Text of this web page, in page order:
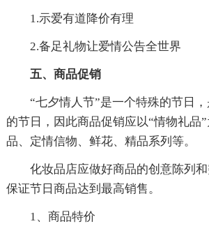
1.示爱有道降价有理
2.备足礼物让爱情公告全世界
五、商品促销
“七夕情人节”是一个特殊的节日，
的节日，因此商品促销应以“情物礼品
品、定情信物、鲜花、精品系列等。
化妆品店应做好商品的创意陈列和
保证节日商品达到最高销售。
1、商品特价